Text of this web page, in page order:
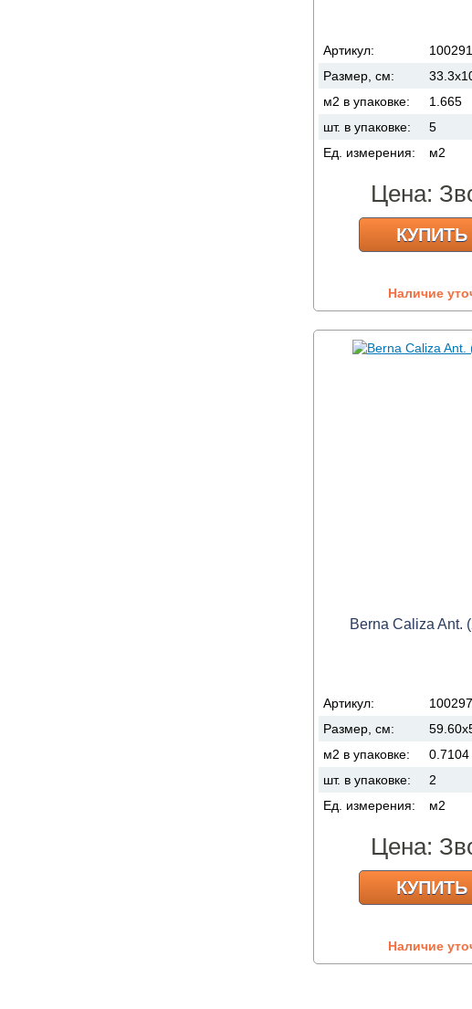
Артикул:
Размер, см:
м2 в упаковке:
1.665
шт. в упаковке:
5
Ед. измерения:
м2
Цена:
КУПИТЬ
Наличие
Berna Caliza Ant.
Артикул:
Размер, см:
м2 в упаковке:
0.7104
шт. в упаковке:
2
Ед. измерения:
м2
Цена:
КУПИТЬ
Наличие